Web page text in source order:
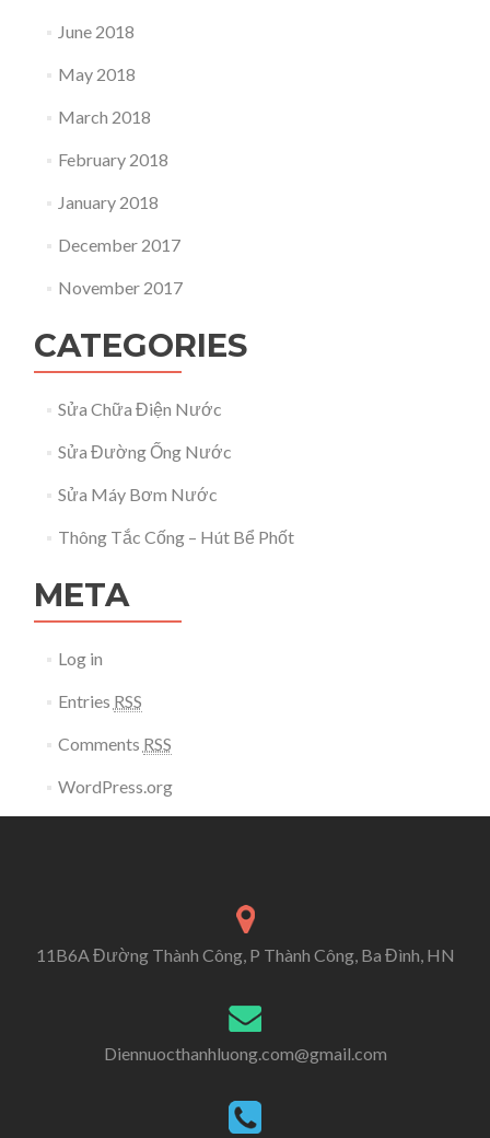
June 2018
May 2018
March 2018
February 2018
January 2018
December 2017
November 2017
CATEGORIES
Sửa Chữa Điện Nước
Sửa Đường Ống Nước
Sửa Máy Bơm Nước
Thông Tắc Cống – Hút Bể Phốt
META
Log in
Entries RSS
Comments RSS
WordPress.org
11B6A Đường Thành Công, P Thành Công, Ba Đình, HN
Diennuocthanhluong.com@gmail.com